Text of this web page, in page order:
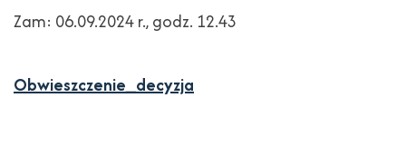
Zam: 06.09.2024 r., godz. 12.43
Obwieszczenie_decyzja